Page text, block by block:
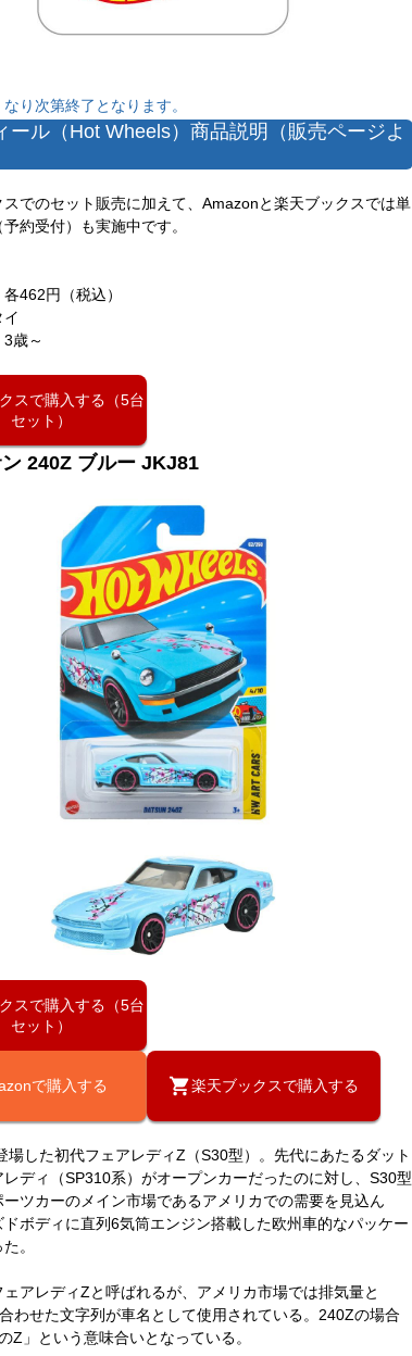
り次第終了となります。
ール（Hot Wheels）商品説明（販売ページよ
でのセット販売に加えて、Amazonと楽天ブックスでは単
約受付）も実施中です。
各462円（税込）
イ
3歳～
スで購入する（5台
セット）
240Z ブルー JKJ81
スで購入する（5台
セット）
で購入する 楽天ブックスで購入する
した初代フェアレディZ（S30型）。先代にあたるダット
ディ（SP310系）がオープンカーだったのに対し、S30型
ーツカーのメイン市場であるアメリカでの需要を見込ん
ドボディに直列6気筒エンジン搭載した欧州車的なパッケー
。
アレディZと呼ばれるが、アメリカ市場では排気量と
合わせた文字列が車名として使用されている。240Zの場合
Z」という意味合いとなっている。